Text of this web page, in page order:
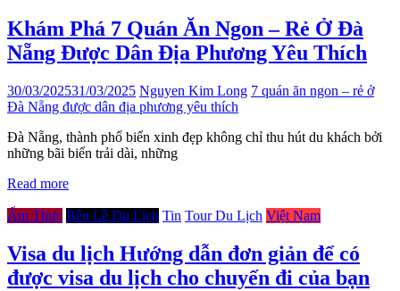
Khám Phá 7 Quán Ăn Ngon – Rẻ Ở Đà
Nẵng Được Dân Địa Phương Yêu Thích
30/03/202531/03/2025 Nguyen Kim Long 7 quán ăn ngon – rẻ ở
Đà Nẵng được dân địa phương yêu thích
Đà Nẵng, thành phố biển xinh đẹp không chỉ thu hút du khách bởi
những bãi biển trải dài, những
Read more
Ẩm Thực Bên Lề Du Lịch Tin Tour Du Lịch Việt Nam
Visa du lịch Hướng dẫn đơn giản để có
được visa du lịch cho chuyến đi của bạn